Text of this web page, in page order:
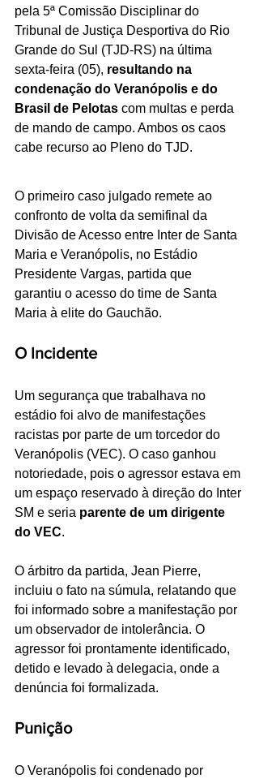
pela 5ª Comissão Disciplinar do
Tribunal de Justiça Desportiva do Rio
Grande do Sul (TJD-RS) na última
sexta-feira (05), resultando na
condenação do Veranópolis e do
Brasil de Pelotas com multas e perda
de mando de campo. Ambos os caos
cabe recurso ao Pleno do TJD.
O primeiro caso julgado remete ao
confronto de volta da semifinal da
Divisão de Acesso entre Inter de Santa
Maria e Veranópolis, no Estádio
Presidente Vargas, partida que
garantiu o acesso do time de Santa
Maria à elite do Gauchão.
O Incidente
Um segurança que trabalhava no
estádio foi alvo de manifestações
racistas por parte de um torcedor do
Veranópolis (VEC). O caso ganhou
notoriedade, pois o agressor estava em
um espaço reservado à direção do Inter
SM e seria parente de um dirigente
do VEC.
O árbitro da partida, Jean Pierre,
incluiu o fato na súmula, relatando que
foi informado sobre a manifestação por
um observador de intolerância. O
agressor foi prontamente identificado,
detido e levado à delegacia, onde a
denúncia foi formalizada.
Punição
O Veranópolis foi condenado por